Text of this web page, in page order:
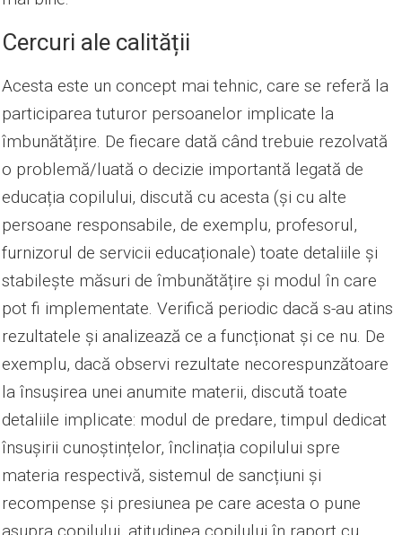
Cercuri ale calității
Acesta este un concept mai tehnic, care se referă la
participarea tuturor persoanelor implicate la
îmbunătățire. De fiecare dată când trebuie rezolvată
o problemă/luată o decizie importantă legată de
educația copilului, discută cu acesta (și cu alte
persoane responsabile, de exemplu, profesorul,
furnizorul de servicii educaționale) toate detaliile și
stabilește măsuri de îmbunătățire și modul în care
pot fi implementate. Verifică periodic dacă s-au atins
rezultatele și analizează ce a funcționat și ce nu. De
exemplu, dacă observi rezultate necorespunzătoare
la însușirea unei anumite materii, discută toate
detaliile implicate: modul de predare, timpul dedicat
însușirii cunoștințelor, înclinația copilului spre
materia respectivă, sistemul de sancțiuni și
recompense și presiunea pe care acesta o pune